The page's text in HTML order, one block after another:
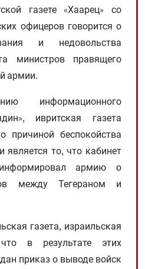
газете «Хаарец» со
офицеров говорится о
и недовольства
министров правящего
армии.
информационного
ивритская газета
причиной беспокойства
является то, что кабинет
армию о
между Тегераном и
газета, израильская
в результате этих
приказ о выводе войск